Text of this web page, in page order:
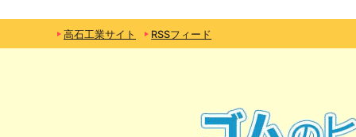
高石工業サイト RSSフィード